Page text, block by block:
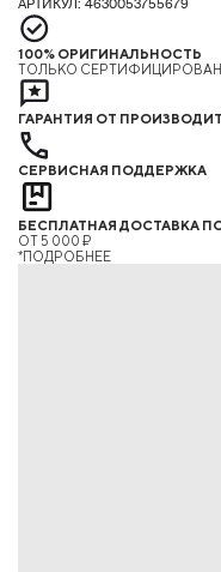
АРТИКУЛ: 4630053755679
100% ОРИГИНАЛЬНОСТЬ
ТОЛЬКО
ГАРАНТИЯ ОТ
СЕРВИСНАЯ ПОДДЕРЖКА
БЕСПЛАТНАЯ ДОСТАВКА
ОТ 5 000 ₽
*ПОДРОБНЕЕ